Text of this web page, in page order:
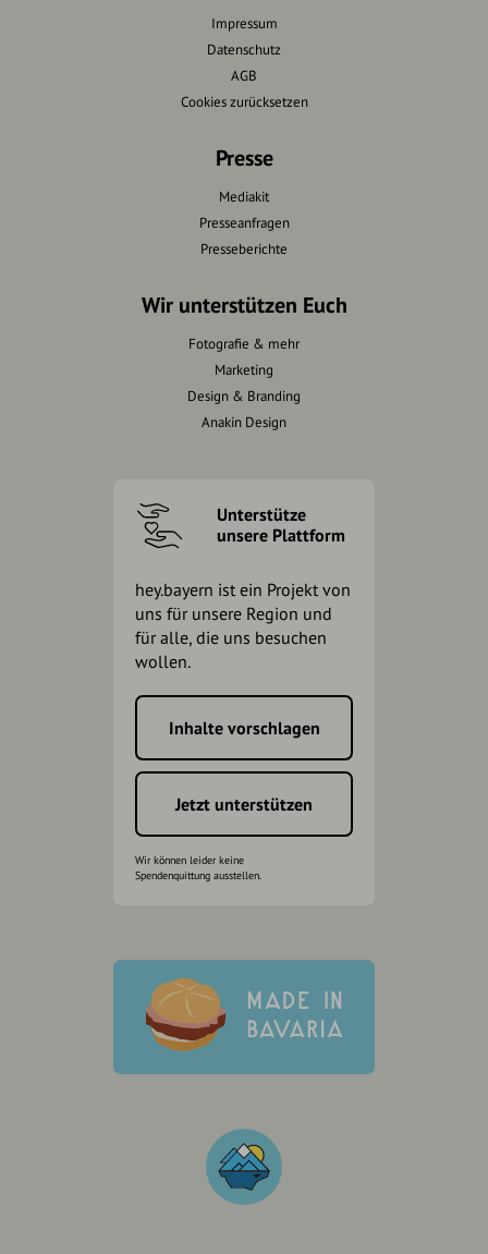
Impressum
Datenschutz
AGB
Cookies zurücksetzen
Presse
Mediakit
Presseanfragen
Presseberichte
Wir unterstützen Euch
Fotografie & mehr
Marketing
Design & Branding
Anakin Design
Unterstütze
unsere Plattform
hey.bayern ist ein Projekt von
uns für unsere Region und
für alle, die uns besuchen
wollen.
Inhalte vorschlagen
Jetzt unterstützen
Wir können leider keine
Spendenquittung ausstellen.